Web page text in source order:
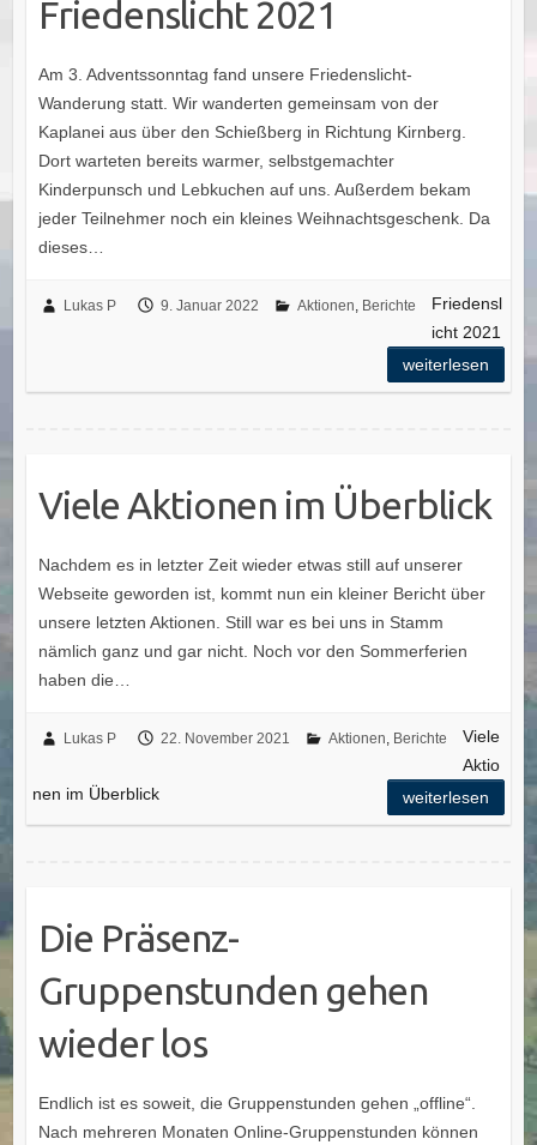
Friedenslicht 2021
Am 3. Adventssonntag fand unsere Friedenslicht-
Wanderung statt. Wir wanderten gemeinsam von der
Kaplanei aus über den Schießberg in Richtung Kirnberg.
Dort warteten bereits warmer, selbstgemachter
Kinderpunsch und Lebkuchen auf uns. Außerdem bekam
jeder Teilnehmer noch ein kleines Weihnachtsgeschenk. Da
dieses…
Lukas P 9. Januar 2022 Aktionen Berichte
Friedensl
icht 2021
weiterlesen
Viele Aktionen im Überblick
Nachdem es in letzter Zeit wieder etwas still auf unserer
Webseite geworden ist, kommt nun ein kleiner Bericht über
unsere letzten Aktionen. Still war es bei uns in Stamm
nämlich ganz und gar nicht. Noch vor den Sommerferien
haben die…
Lukas P 22. November 2021 Aktionen, Berichte
Viele
Aktio
nen im Überblick
weiterlesen
Die Präsenz-
Gruppenstunden gehen
wieder los
Endlich ist es soweit, die Gruppenstunden gehen „offline“.
Nach mehreren Monaten Online-Gruppenstunden können